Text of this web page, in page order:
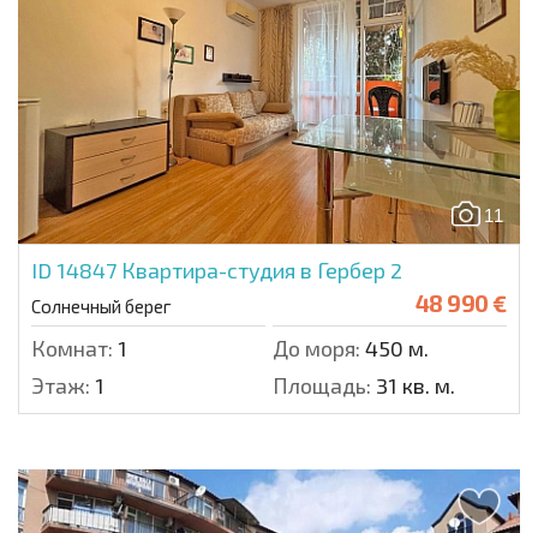
11
ID 14847 Квартира-студия в Гербер 2
Солнечный берег 48 990 €
Комнат: 1 До моря: 450 м.
Этаж: 1 Площадь: 31 кв. м.